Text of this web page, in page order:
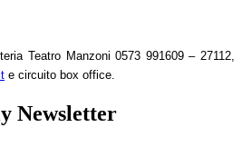
Teatro Manzoni 0573 991609 – 27112,
e circuito box office.
Newsletter